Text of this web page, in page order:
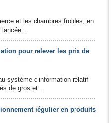
et les chambres froides, en
lancée...
pour relever les prix de
système d’information relatif
de gros et...
régulier en produits